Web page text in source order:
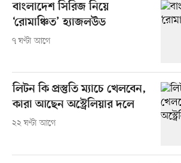
বাংলাদেশ সিরিজ নিয়ে
‘রোমাঞ্চিত’ হ্যাজলউড
৭ ঘণ্টা আগে
লিটন কি প্রস্তুতি ম্যাচে খেলবেন,
কারা আছেন অস্ট্রেলিয়ার দলে
২২ ঘণ্টা আগে